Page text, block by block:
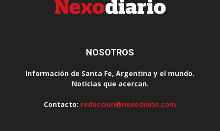
NOSOTROS
Información de Santa Fe, Argentina y el mundo.
Noticias que acercan.
Contacto: redaccion@nexodiario.com